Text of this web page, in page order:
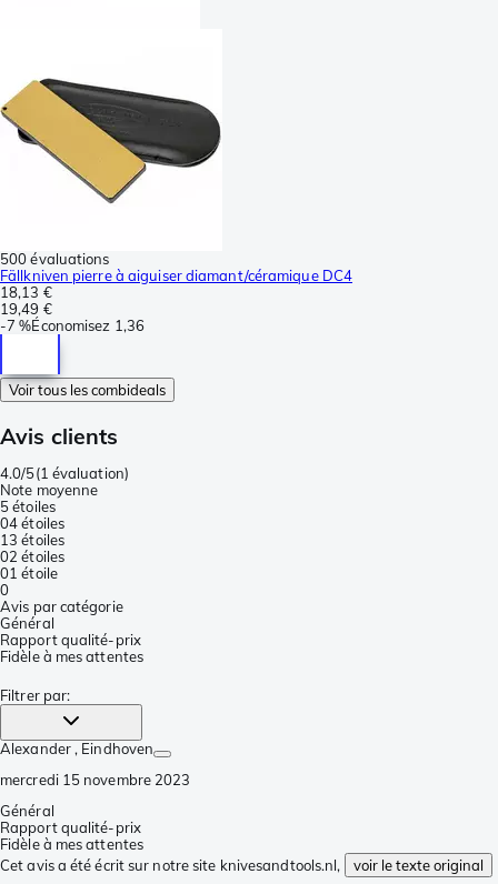
500 évaluations
Fällkniven pierre à aiguiser diamant/céramique DC4
18,13 €
19,49 €
-7 %Économisez 1,36
Voir tous les combideals
Avis clients
4.0/5(1 évaluation)
Note moyenne
5 étoiles
04 étoiles
13 étoiles
02 étoiles
01 étoile
0
Avis par catégorie
Général
Rapport qualité-prix
Fidèle à mes attentes
Filtrer par:
Alexander , Eindhoven
mercredi 15 novembre 2023
Général
Rapport qualité-prix
Fidèle à mes attentes
Cet avis a été écrit sur notre site knivesandtools.nl,
voir le texte original